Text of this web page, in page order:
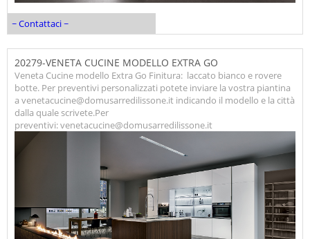
~ Contattaci ~
20279-VENETA CUCINE MODELLO EXTRA GO
Veneta Cucine modello Extra Go Finitura: laccato bianco e rovere
botte. Per preventivi personalizzati potete inviare la vostra piantina
a venetacucine@domusarredilissone.it indicando il modello e la città
dalla quale scrivete.Per
preventivi: venetacucine@domusarredilissone.it